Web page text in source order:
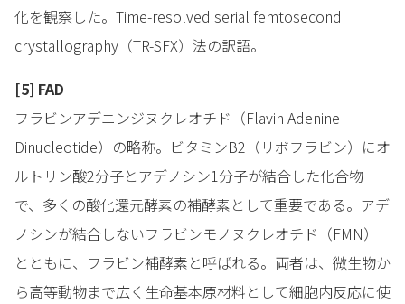
化を観察した。Time-resolved serial femtosecond
crystallography（TR-SFX）法の訳語。
[5] FAD
フラビンアデニンジヌクレオチド（Flavin Adenine
Dinucleotide）の略称。ビタミンB2（リボフラビン）にオ
ルトリン酸2分子とアデノシン1分子が結合した化合物
で、多くの酸化還元酵素の補酵素として重要である。アデ
ノシンが結合しないフラビンモノヌクレオチド（FMN）
とともに、フラビン補酵素と呼ばれる。両者は、微生物か
ら高等動物まで広く生命基本原材料として細胞内反応に使